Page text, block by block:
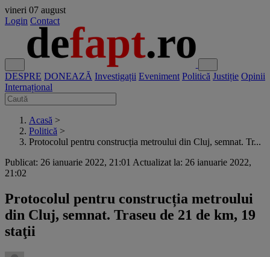
vineri 07 august
Login Contact
DESPRE DONEAZĂ Investigații Eveniment Politică Justiție Opinii
Internațional
Acasă >
Politică >
Protocolul pentru construcția metroului din Cluj, semnat. Tr...
Publicat: 26 ianuarie 2022, 21:01 Actualizat la: 26 ianuarie 2022,
21:02
Protocolul pentru construcția metroului
din Cluj, semnat. Traseu de 21 de km, 19
staţii